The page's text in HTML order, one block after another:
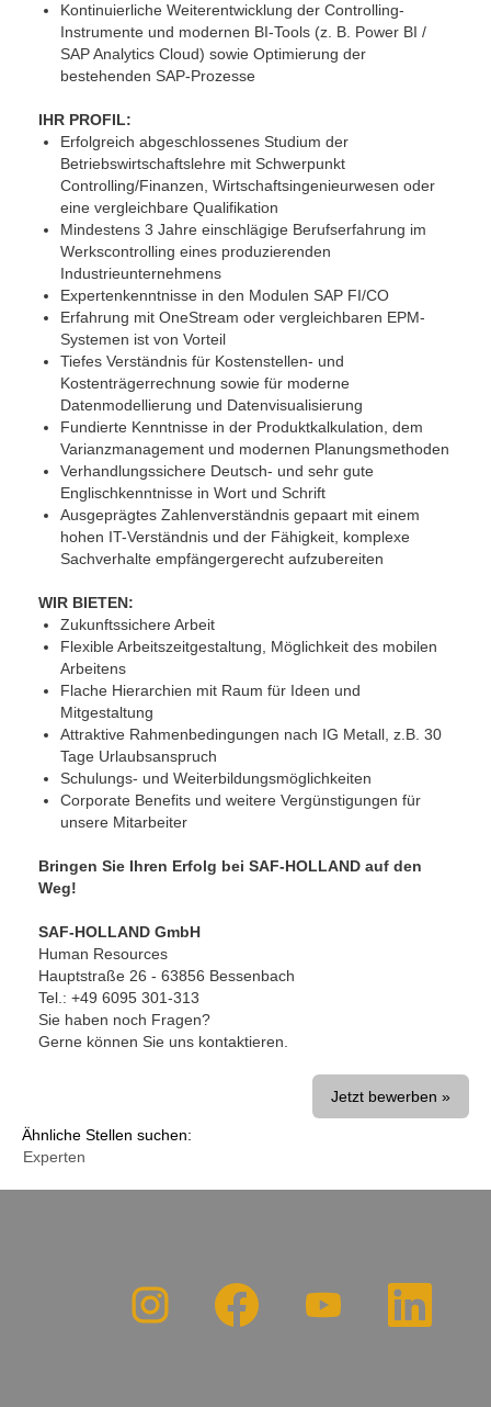
Kontinuierliche Weiterentwicklung der Controlling-
Instrumente und modernen BI-Tools (z. B. Power BI /
SAP Analytics Cloud) sowie Optimierung der
bestehenden SAP-Prozesse
IHR PROFIL:
Erfolgreich abgeschlossenes Studium der
Betriebswirtschaftslehre mit Schwerpunkt
Controlling/Finanzen, Wirtschaftsingenieurwesen oder
eine vergleichbare Qualifikation
Mindestens 3 Jahre einschlägige Berufserfahrung im
Werkscontrolling eines produzierenden
Industrieunternehmens
Expertenkenntnisse in den Modulen SAP FI/CO
Erfahrung mit OneStream oder vergleichbaren EPM-
Systemen ist von Vorteil
Tiefes Verständnis für Kostenstellen- und
Kostenträgerrechnung sowie für moderne
Datenmodellierung und Datenvisualisierung
Fundierte Kenntnisse in der Produktkalkulation, dem
Varianzmanagement und modernen Planungsmethoden
Verhandlungssichere Deutsch- und sehr gute
Englischkenntnisse in Wort und Schrift
Ausgeprägtes Zahlenverständnis gepaart mit einem
hohen IT-Verständnis und der Fähigkeit, komplexe
Sachverhalte empfängergerecht aufzubereiten
WIR BIETEN:
Zukunftssichere Arbeit
Flexible Arbeitszeitgestaltung, Möglichkeit des mobilen
Arbeitens
Flache Hierarchien mit Raum für Ideen und
Mitgestaltung
Attraktive Rahmenbedingungen nach IG Metall, z.B. 30
Tage Urlaubsanspruch
Schulungs- und Weiterbildungsmöglichkeiten
Corporate Benefits und weitere Vergünstigungen für
unsere Mitarbeiter
Bringen Sie Ihren Erfolg bei SAF-HOLLAND auf den
Weg!
SAF-HOLLAND GmbH
Human Resources
Hauptstraße 26 - 63856 Bessenbach
Tel.: +49 6095 301-313
Sie haben noch Fragen?
Gerne können Sie uns kontaktieren.
Jetzt bewerben »
Ähnliche Stellen suchen:
Experten
W
W
W
d